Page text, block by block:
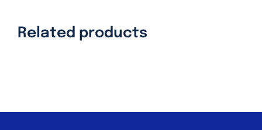
Related products